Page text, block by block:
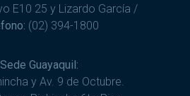
E10 25 y Lizardo García /
(02) 394-1800
Sede Guayaquil:
y Av. 9 de Octubre.